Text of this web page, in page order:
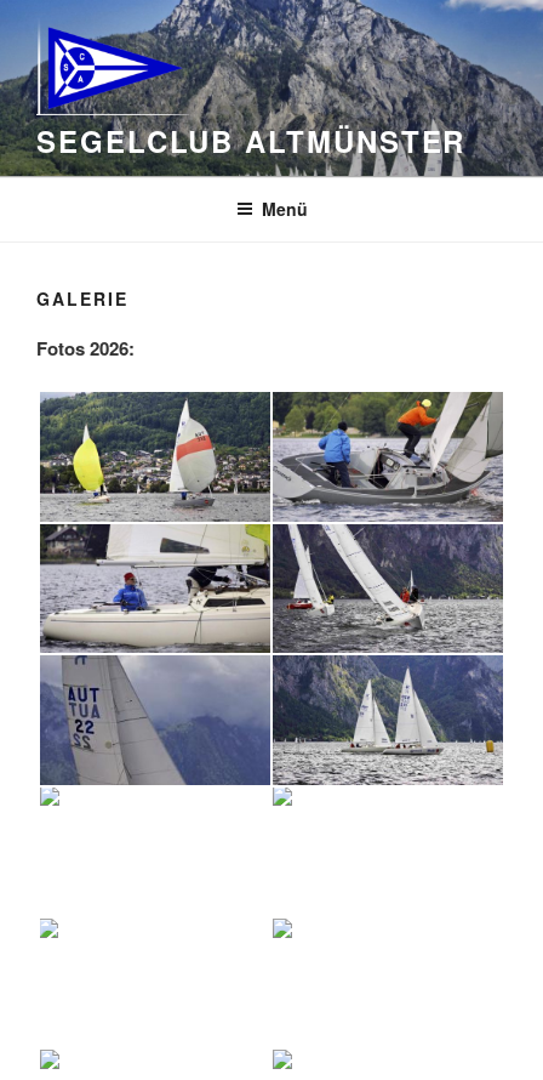
Inhalt
springen
SEGELCLUB ALTMÜNSTER
Menü
GALERIE
Fotos 2026: